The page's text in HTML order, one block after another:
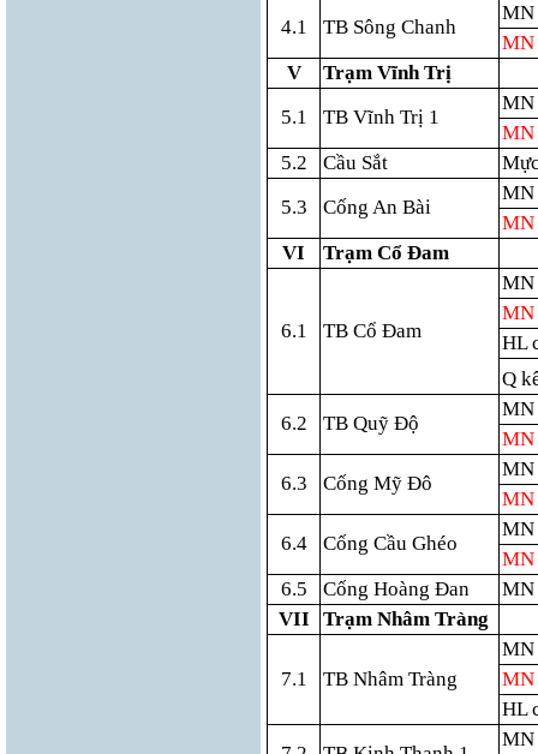
4.1
TB Sông Chanh
MN
MN
V
Trạm Vĩnh Trị
5.1
TB Vĩnh Trị 1
MN
MN
5.2
Cầu Sắt
5.3
Cống An Bài
MN
MN
VI
Trạm Cổ Đam
6.1 TB Cổ Đam
MN
MN
HL
Q
6.2
TB Quỹ Độ
MN
MN
6.3
Cống Mỹ Đô
MN
6.4
Cống Cầu Ghéo
MN
MN
6.5
Cống Hoàng Đan
MN
VII
Trạm Nhâm Tràng
7.1 TB Nhâm Tràng
MN
MN
HL
MN